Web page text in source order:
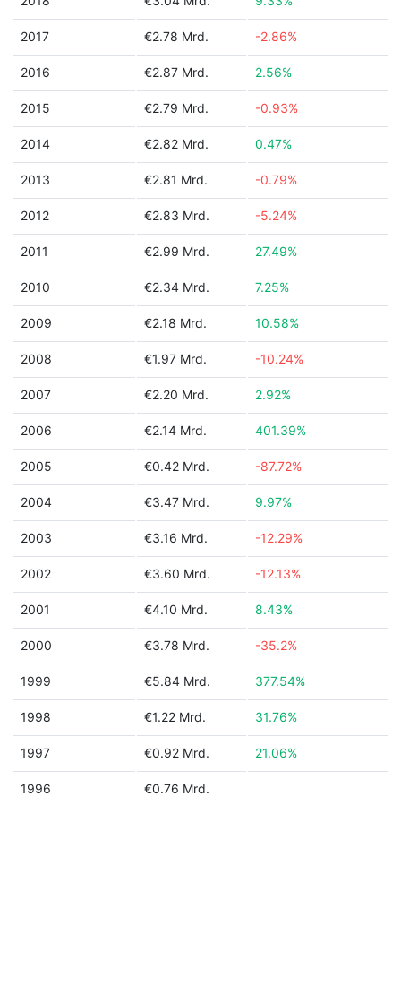
2017 €2.78 Mrd. -2.86%
2016 €2.87 Mrd. 2.56%
2015 €2.79 Mrd. -0.93%
2014 €2.82 Mrd. 0.47%
2013 €2.81 Mrd. -0.79%
2012 €2.83 Mrd. -5.24%
2011 €2.99 Mrd. 27.49%
2010 €2.34 Mrd. 7.25%
2009 €2.18 Mrd. 10.58%
2008 €1.97 Mrd. -10.24%
2007 €2.20 Mrd. 2.92%
2006 €2.14 Mrd. 401.39%
2005 €0.42 Mrd. -87.72%
2004 €3.47 Mrd. 9.97%
2003 €3.16 Mrd. -12.29%
2002 €3.60 Mrd. -12.13%
2001 €4.10 Mrd. 8.43%
2000 €3.78 Mrd. -35.2%
1999 €5.84 Mrd. 377.54%
1998 €1.22 Mrd. 31.76%
1997 €0.92 Mrd. 21.06%
1996 €0.76 Mrd.